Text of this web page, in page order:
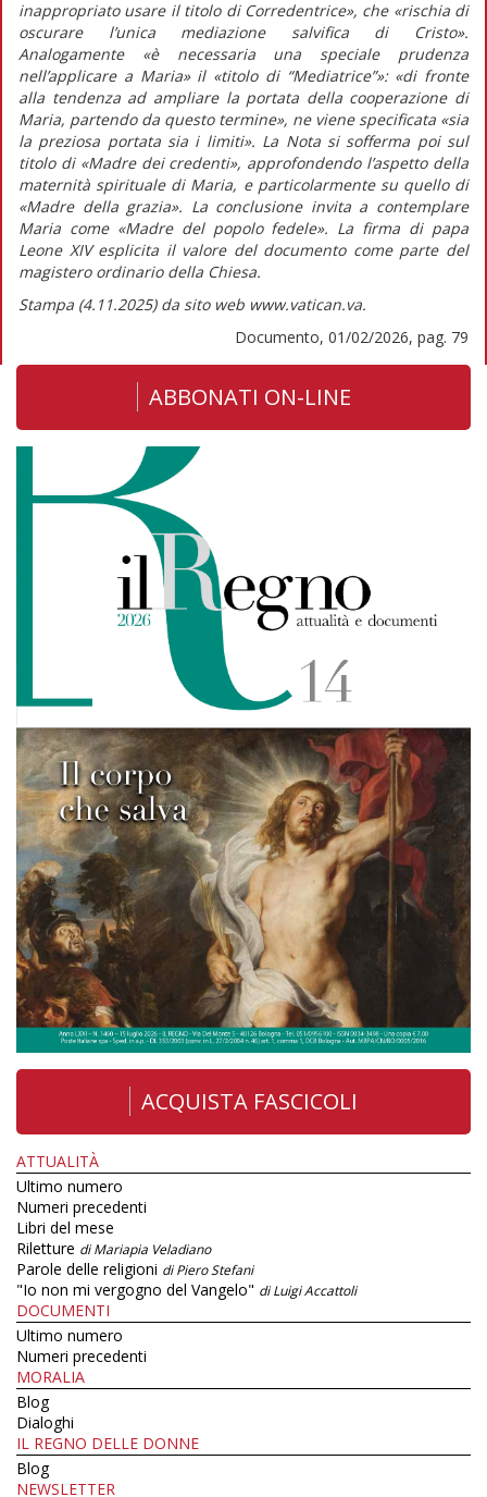
inappropriato usare il titolo di Corredentrice», che«rischia di
oscurare l’unica mediazione salvifica di Cristo».
Analogamente«è necessaria una speciale prudenza
nell’applicare a Maria» il«titolo di “Mediatrice”»: «di fronte
alla tendenza ad ampliare la portata della cooperazione di
Maria, partendo da questo termine», ne viene specificata «sia
la preziosa portata sia i limiti». La Nota si sofferma poi sul
titolo di «Madre dei credenti», approfondendo l’aspetto della
maternità spirituale di Maria, e particolarmente su quello di
«Madre della grazia». La conclusione invita a contemplare
Maria come «Madre del popolo fedele». La firma di papa
Leone XIV esplicita il valore del documento come parte del
magistero ordinario della Chiesa.
Stampa (4.11.2025) da sito web www.vatican.va.
Documento, 01/02/2026, pag. 79
ABBONATI ON-LINE
ACQUISTA FASCICOLI
ATTUALITÀ
Ultimo numero
Numeri precedenti
Libri del mese
Riletture di Mariapia Veladiano
Parole delle religioni di Piero Stefani
"Io non mi vergogno del Vangelo" di Luigi Accattoli
DOCUMENTI
Ultimo numero
Numeri precedenti
MORALIA
Blog
Dialoghi
IL REGNO DELLE DONNE
Blog
NEWSLETTER